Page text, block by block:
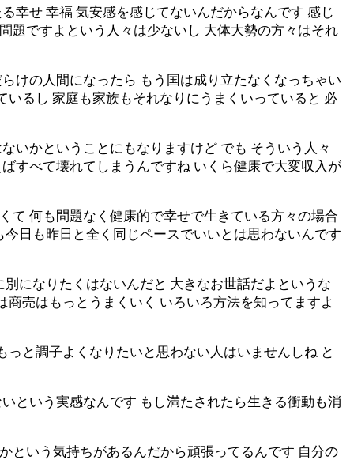
幸せ 幸福 気安感を感じてないんだからなんです 感じ
題ですよという人々は少ないし 大体大勢の方々はそれ
けの人間になったら もう国は成り立たなくなっちゃい
るし 家庭も家族もそれなりにうまくいっていると 必
いかということにもなりますけど でも そういう人々
すべて壊れてしまうんですね いくら健康で大変収入が
て 何も問題なく健康的で幸せで生きている方々の場合
日も昨日と全く同じペースでいいとは思わないんです
になりたくはないんだと 大きなお世話だよというな
売はもっとうまくいく いろいろ方法を知ってますよ
と調子よくなりたいと思わない人はいませんしね と
という実感なんです もし満たされたら生きる衝動も消
という気持ちがあるんだから頑張ってるんです 自分の